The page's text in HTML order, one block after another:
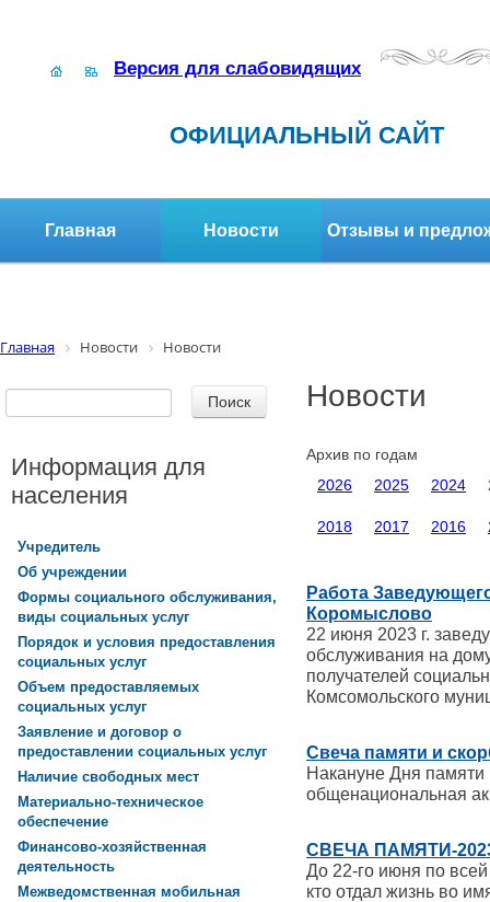
Версия для слабовидящих
ОФИЦИАЛЬНЫЙ САЙТ
Главная Новости Отзывы и
Главная Новости Новости
Новости
Архив по годам
2026
2025 2024
2018 2017 2016
Работа
Коромыслово
22 июня 2023 г.
обслуживания на
получателей
Комсомольского
Свеча памяти и
Накануне Дня памяти
общенациональная
СВЕЧА ПАМЯТИ-
До 22-го июня по всей
кто отдал жизнь во
Информация для
населения
Учредитель
Об учреждении
Формы социального обслуживания,
виды социальных услуг
Порядок и условия предоставления
социальных услуг
Объем предоставляемых
социальных услуг
Заявление и договор о
предоставлении социальных услуг
Наличие свободных мест
Материально-техническое
обеспечение
Финансово-хозяйственная
деятельность
Межведомственная мобильная